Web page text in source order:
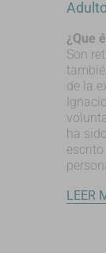
¿Que
Son
de la
ha
LEER